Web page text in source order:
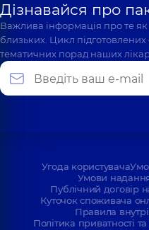
Дізнавайся про
Важлива інформація про те
близьких. Цикл
тематичних порад наших
Угода користувача
Умови
Публічний договір
Куточок споживача
Правила
Політика приватності